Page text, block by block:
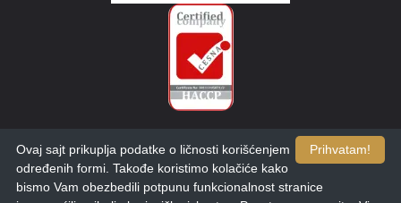
Prihvatam!
Ovaj sajt prikuplja podatke o ličnosti korišćenjem
određenih formi. Takođe koristimo kolačiće kako
bismo Vam obezbedili potpunu funkcionalnost stranice